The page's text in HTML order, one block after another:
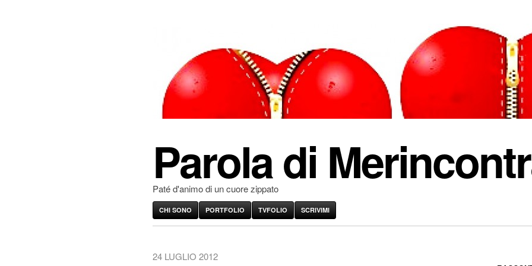
Parola di
Paté d'animo di un cuore zippato
CHI SONO PORTFOLIO TVFOLIO SCRIVIMI
24 LUGLIO 2012